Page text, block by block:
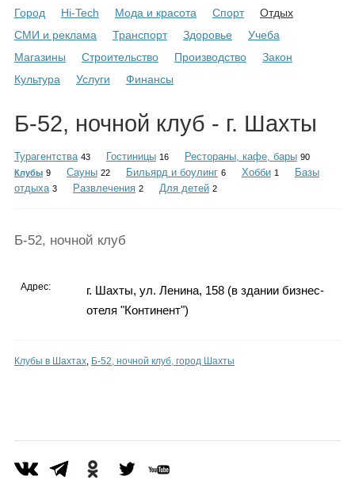
Объявления
Гороскоп
Карты
Фотогалерея
Город Hi-Tech Мода и красота Спорт
Отдых
СМИ и реклама
Транспорт Здоровье
Учеба
Магазины
Строительство Производство
Закон
Культура
Услуги Финансы
Б-52, ночной клуб - г. Шахты
Турагентства 43 Гостиницы 16 Рестораны, кафе, бары 90
Клубы 9 Сауны 22 Бильярд и боулинг 6 Хобби 1
Базы
отдыха 3 Развлечения 2 Для детей 2
Б-52, ночной клуб
Адрес:
г. Шахты, ул. Ленина, 158 (в здании бизнес-
отеля "Континент")
Клубы в Шахтах, Б-52, ночной клуб, город Шахты